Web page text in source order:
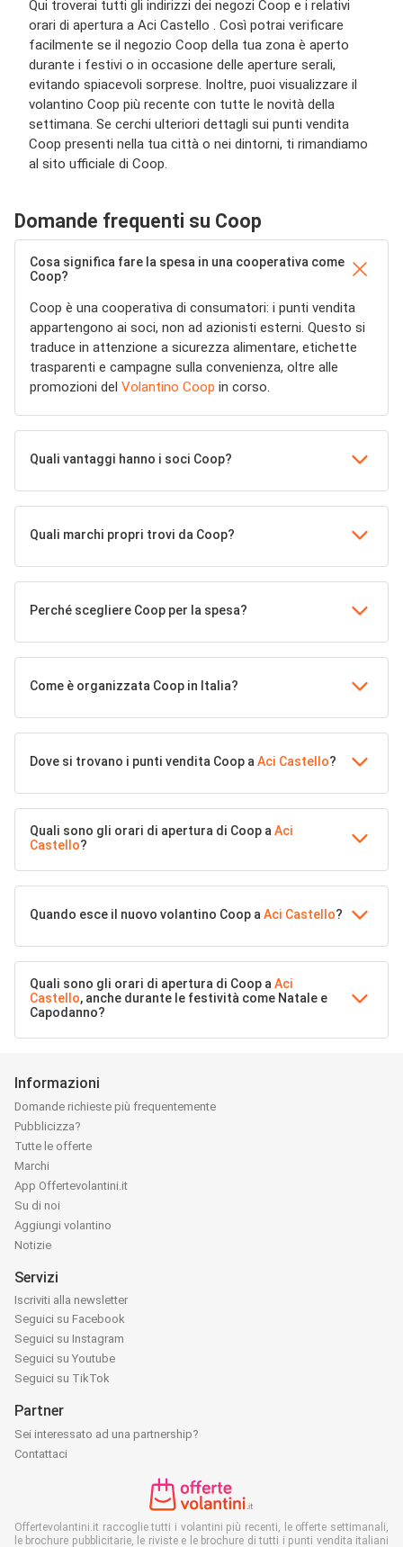
Qui troverai tutti gli indirizzi dei negozi Coop e i relativi
orari di apertura a Aci Castello . Così potrai verificare
facilmente se il negozio Coop della tua zona è aperto
durante i festivi o in occasione delle aperture serali,
evitando spiacevoli sorprese. Inoltre, puoi visualizzare il
volantino Coop più recente con tutte le novità della
settimana. Se cerchi ulteriori dettagli sui punti vendita
Coop presenti nella tua città o nei dintorni, ti rimandiamo
al sito ufficiale di Coop.
Domande frequenti su Coop
Cosa significa fare la spesa in una cooperativa come
Coop?
Coop è una cooperativa di consumatori: i punti vendita
appartengono ai soci, non ad azionisti esterni. Questo si
traduce in attenzione a sicurezza alimentare, etichette
trasparenti e campagne sulla convenienza, oltre alle
promozioni del Volantino Coop in corso.
Quali vantaggi hanno i soci Coop?
Quali marchi propri trovi da Coop?
Perché scegliere Coop per la spesa?
Come è organizzata Coop in Italia?
Dove si trovano i punti vendita Coop a Aci Castello?
Quali sono gli orari di apertura di Coop a Aci
Castello?
Quando esce il nuovo volantino Coop a Aci Castello?
Quali sono gli orari di apertura di Coop a Aci
Castello, anche durante le festività come Natale e
Capodanno?
Informazioni
Domande richieste più frequentemente
Pubblicizza?
Tutte le offerte
Marchi
App Offertevolantini.it
Su di noi
Aggiungi volantino
Notizie
Servizi
Iscriviti alla newsletter
Seguici su Facebook
Seguici su Instagram
Seguici su Youtube
Seguici su TikTok
Partner
Sei interessato ad una partnership?
Contattaci
Offertevolantini.it raccoglie tutti i volantini più recenti, le offerte settimanali,
le brochure pubblicitarie, le riviste e le brochure di tutti i punti vendita italiani